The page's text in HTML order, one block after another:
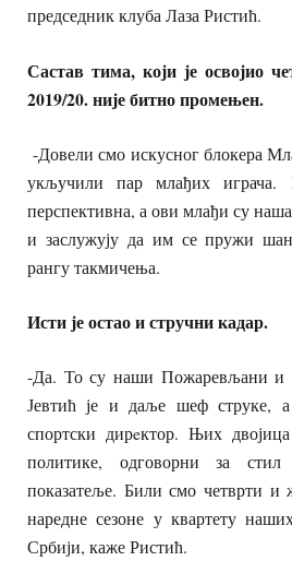
председник клуба Лаза Ристић.
Састав тима, који је освојио
2019/20. није битно промењен.
-Довели смо искусног блокера
укључили пар млађих
перспективна, а ови млађи су
и заслужују да им се пружи
рангу такмичења.
Исти је остао и стручни кадар.
-Да. То су наши Пожаревљани и
Јевтић је и даље шеф струке,
спортски дирeктор. Њих
политике, одговорни за стил
показатеље. Били смо четврти и
наредне сезоне у квартету
Србији, каже Ристић.